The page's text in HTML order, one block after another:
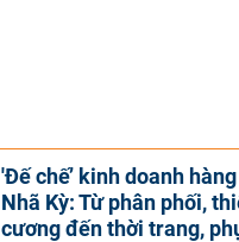
'Đế chế’ kinh doanh
Nhã Kỳ: Từ phân phối,
cương đến thời trang,